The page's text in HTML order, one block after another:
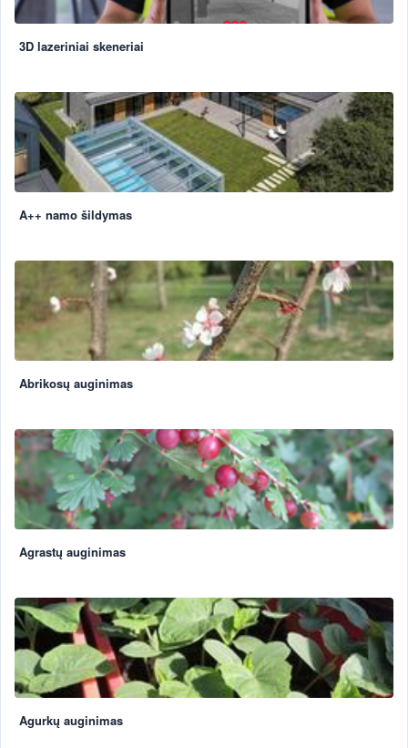
3D lazeriniai skeneriai
A++ namo šildymas
Abrikosų auginimas
Agrastų auginimas
Agurkų auginimas